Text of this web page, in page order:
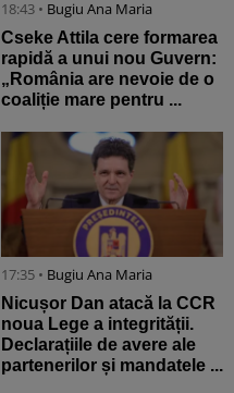
18:43 • Bugiu ⁠Ana Maria
Cseke Attila cere formarea
rapidă a unui nou Guvern:
„România are nevoie de o
coaliție mare pentru ...
17:35 • Bugiu ⁠Ana Maria
Nicușor Dan atacă la CCR
noua Lege a integrității.
Declarațiile de avere ale
partenerilor și mandatele ...